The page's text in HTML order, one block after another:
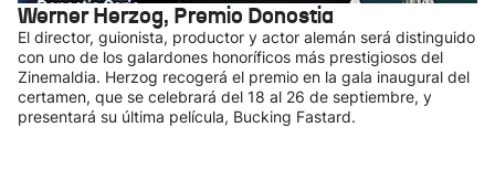
Werner Herzog, Premio Donostia
El director, guionista, productor y actor alemán será distinguido
con uno de los galardones honoríficos más prestigiosos del
Zinemaldia. Herzog recogerá el premio en la gala inaugural del
certamen, que se celebrará del 18 al 26 de septiembre, y
presentará su última película, Bucking Fastard.